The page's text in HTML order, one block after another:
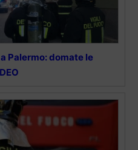
Palermo: domate le